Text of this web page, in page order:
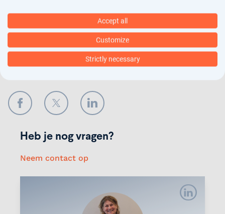
Deel onze vacature
FacebookTwitter LinkedIn
Heb je nog vragen?
Neem contact op
Accept all
Customize
Strictly necessary